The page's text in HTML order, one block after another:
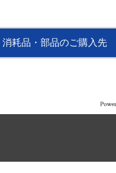
消耗品・部品のご購入先